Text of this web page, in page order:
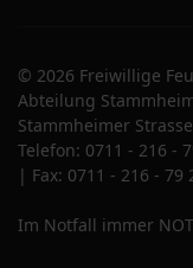
© 2026 Freiwillige
Abteilung
Stammheimer
Telefon: 0711 - 216 -
| Fax: 0711 - 216 - 79
Im Notfall immer